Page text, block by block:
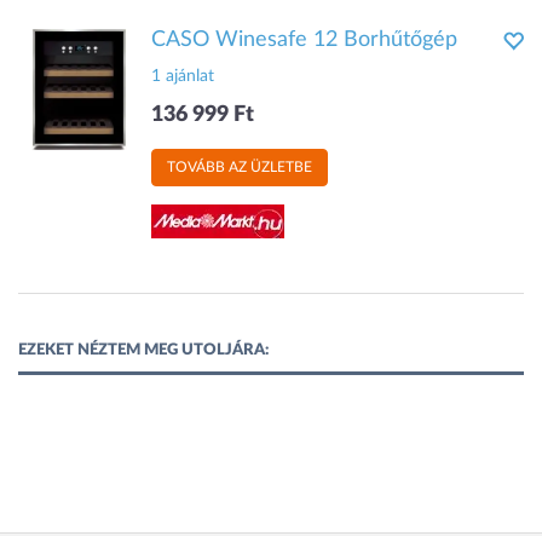
CASO Winesafe 12 Borhűtőgép
1 ajánlat
136 999 Ft
TOVÁBB AZ ÜZLETBE
EZEKET NÉZTEM MEG UTOLJÁRA: